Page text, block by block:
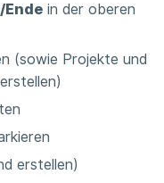
in der oberen
(sowie Projekte und
erstellen)